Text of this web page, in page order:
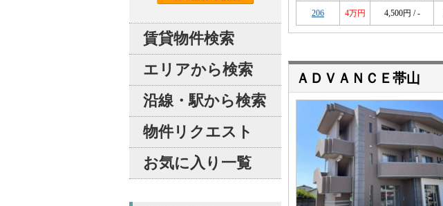
206 4万円 4,500円 / -
ＡＤＶＡＮＣＥ帯山
賃貸物件検索
エリアから検索
沿線・駅から検索
物件リクエスト
お気に入り一覧